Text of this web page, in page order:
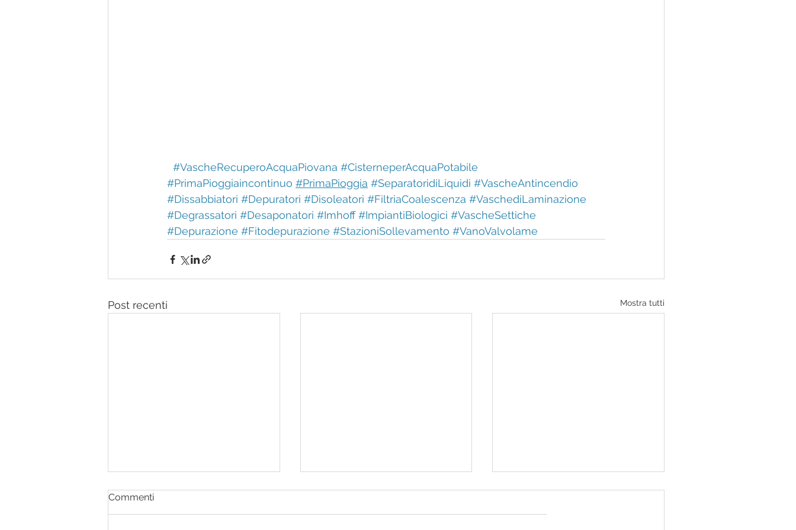
#VascheRecuperoAcquaPiovana #CisterneperAcquaPotabile
#PrimaPioggiaincontinuo #PrimaPioggia #SeparatoridiLiquidi #VascheAntincendio
#Dissabbiatori #Depuratori #Disoleatori #FiltriaCoalescenza #VaschediLaminazione
#Degrassatori #Desaponatori #Imhoff #ImpiantiBiologici #VascheSettiche
#Depurazione #Fitodepurazione #StazioniSollevamento #VanoValvolame
Post recenti Mostra tutti
Commenti